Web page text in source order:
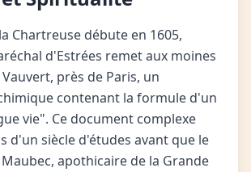
Chartreuse débute en 1605,
d'Estrées remet aux moines
près de Paris, un
contenant la formule d'un
vie". Ce document complexe
d'un siècle d'études avant que le
apothicaire de la Grande